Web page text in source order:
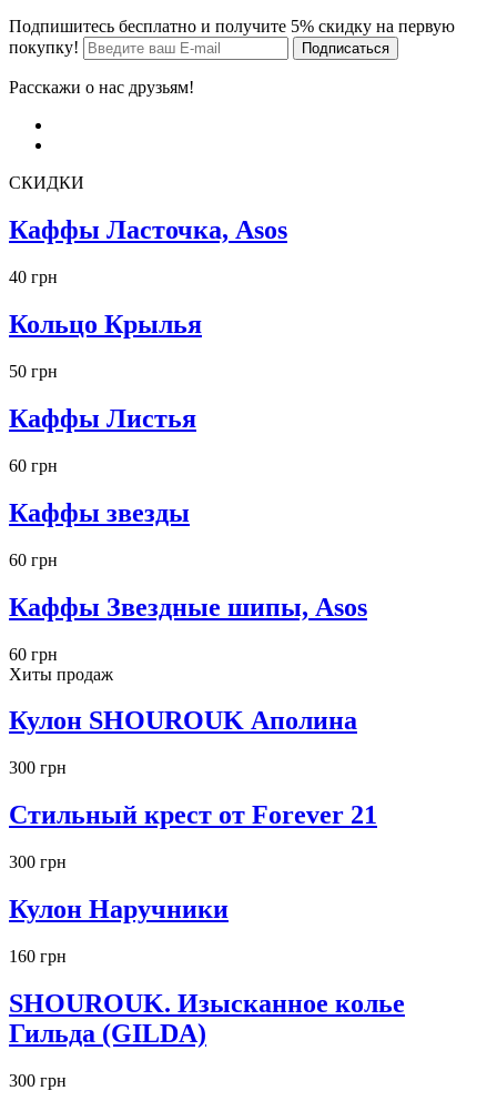
Подпишитесь бесплатно и получите 5% скидку на первую
покупку!
Расскажи о нас друзьям!
СКИДКИ
Каффы Ласточка, Asos
40 грн
Кольцо Крылья
50 грн
Каффы Листья
60 грн
Каффы звезды
60 грн
Каффы Звездные шипы, Asos
60 грн
Хиты продаж
Кулон SHOUROUK Аполина
300 грн
Стильный крест от Forever 21
300 грн
Кулон Наручники
160 грн
SHOUROUK. Изысканное колье
Гильда (GILDA)
300 грн